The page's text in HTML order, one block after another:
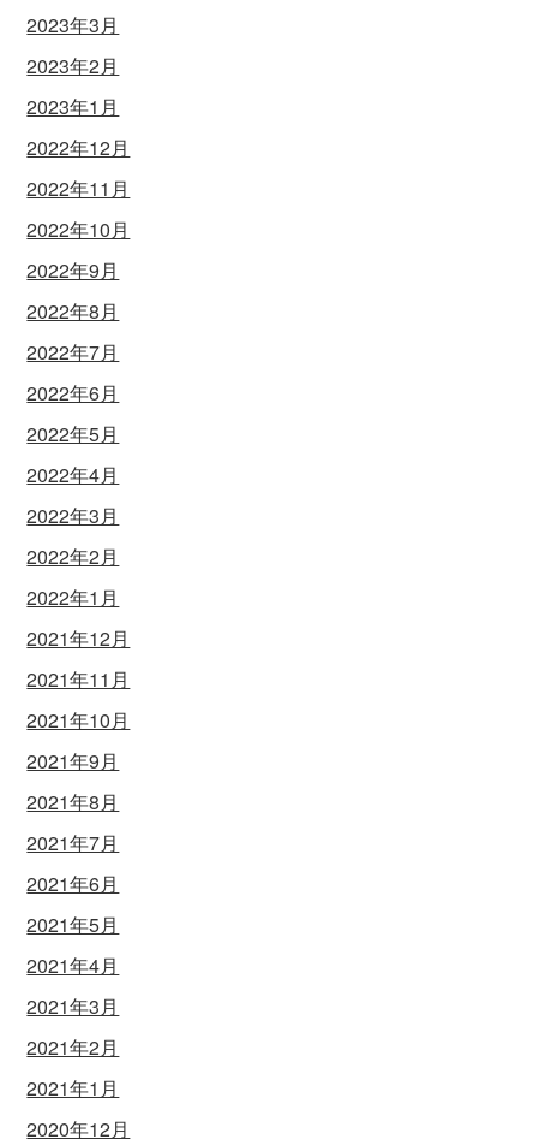
2023年3月
2023年2月
2023年1月
2022年12月
2022年11月
2022年10月
2022年9月
2022年8月
2022年7月
2022年6月
2022年5月
2022年4月
2022年3月
2022年2月
2022年1月
2021年12月
2021年11月
2021年10月
2021年9月
2021年8月
2021年7月
2021年6月
2021年5月
2021年4月
2021年3月
2021年2月
2021年1月
2020年12月